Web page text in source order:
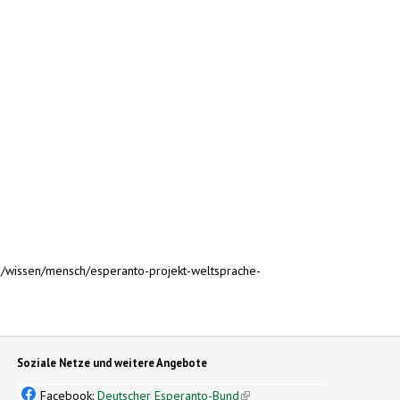
mensch/esperanto-projekt-weltsprache-
Soziale Netze und weitere Angebote
Facebook:Deutscher Esperanto-Bund(link is external)